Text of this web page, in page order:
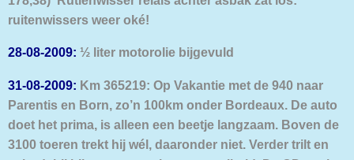
ruitenwissers weer oké!
28-08-2009: ½ liter motorolie bijgevuld
31-08-2009: Km 365219: Op Vakantie met de 940 naar
Parentis en Born, zo’n 100km onder Bordeaux. De auto
doet het prima, is alleen een beetje langzaam. Boven de
3100 toeren trekt hij wél, daaronder niet. Verder trilt en